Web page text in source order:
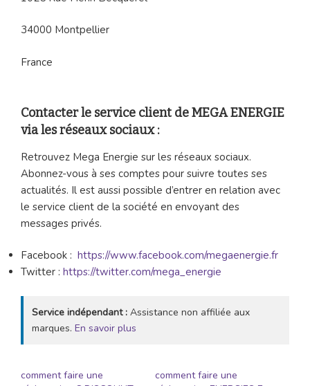
34000 Montpellier
France
Contacter le service client de MEGA ENERGIE
via les réseaux sociaux :
Retrouvez Mega Energie sur les réseaux sociaux.
Abonnez-vous à ses comptes pour suivre toutes ses
actualités. Il est aussi possible d’entrer en relation avec
le service client de la société en envoyant des
messages privés.
Facebook : https://www.facebook.com/megaenergie.fr
Twitter : https://twitter.com/mega_energie
Service indépendant : Assistance non affiliée aux
marques. En savoir plus
comment faire une
comment faire une